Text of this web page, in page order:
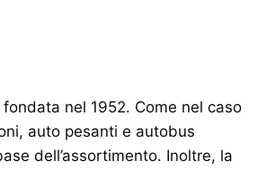
fondata nel 1952. Come nel caso
auto pesanti e autobus
dell’assortimento. Inoltre, la